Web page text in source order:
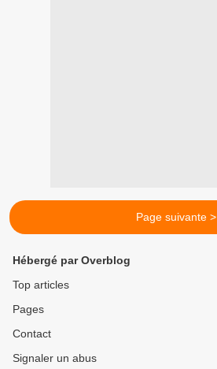
Page suivante >
Hébergé par Overblog
Top articles
Pages
Contact
Signaler un abus